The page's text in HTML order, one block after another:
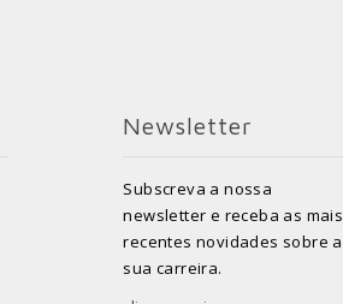
Newsletter
Subscreva a nossa
newsletter e receba as mais
recentes novidades sobre a
sua carreira.